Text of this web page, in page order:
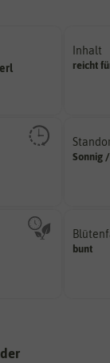
Inhalt
reicht
keimen
Sonnig
sonnig,
bunt
Kann